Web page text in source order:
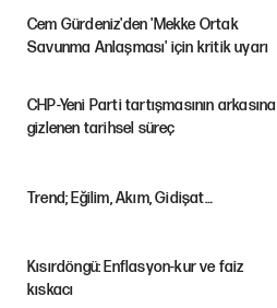
Cem Gürdeniz'den 'Mekke Ortak
Savunma Anlaşması' için kritik uyarı
CHP-Yeni Parti tartışmasının arkasına
gizlenen tarihsel süreç
Trend; Eğilim, Akım, Gidişat…
Kısırdöngü: Enflasyon-kur ve faiz
kıskacı